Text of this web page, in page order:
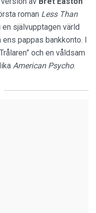
roman Less Than
självupptagen värld
pappas bankkonto. I
och en våldsam
American Psycho.